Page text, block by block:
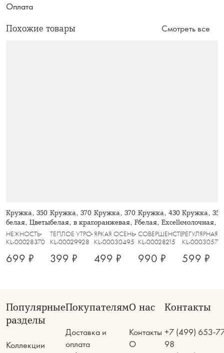
Оплата
Похожие товары Смотреть все
Кружка, 350 мл, 2 шт, фарфор P,
белая, Цветы и листья, Florance
НЕЖНОСТЬ
KL-00028370
699 ₽
Кружка, 370 мл, 2 шт, керамика,
белая, в крапинку, Scanno
ТЕПЛОЕ УТРО
KL-00029928
399 ₽
Кружка, 370 мл, фарфор N,
оранжевая, Fall stories, Autumn
ЯРКАЯ ОСЕНЬ
KL-00030495
499 ₽
Кружка, 430 мл, 2 шт,
белая, Excellence
СОВЕРШЕНСТВО
KL-00028215
990 ₽
Кружка,
молочная,
РЕГУЛЯРНАЯ
KL-00030579
599 ₽
Популярные
разделы
Коллекции
Покупателям
Доставка и
оплата
О нас
Контакты
О
Контакты
+7 (499) 653-
98